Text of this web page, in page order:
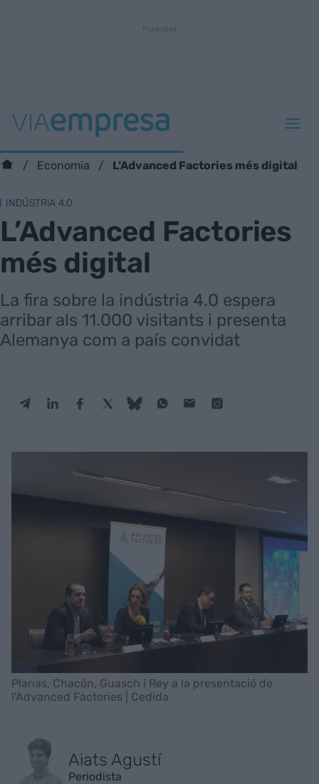
Economia L’Advanced Factories més digital
INDÚSTRIA 4.0
L’Advanced Factories
més digital
La fira sobre la indústria 4.0 espera
arribar als 11.000 visitants i presenta
Alemanya com a país convidat
Planas, Chacón, Guasch i Rey a la presentació de
l'Advanced Factories | Cedida
Aiats Agustí
Periodista